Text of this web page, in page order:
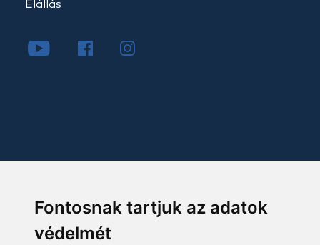
Fontosnak tartjuk az adatok
védelmét
Elállás